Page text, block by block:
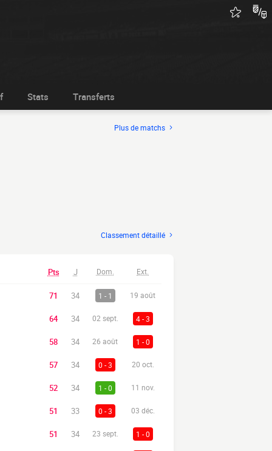
Stats Transferts
Plus de matchs
Classement détaillé
Pts J Dom. Ext.
71 34 1 - 1 19 août
64 34 02 sept. 4 - 3
58 34 26 août 1 - 0
57 34 0 - 3 20 oct.
52 34 1 - 0 11 nov.
51 33 0 - 3 03 déc.
51 34 23 sept. 1 - 0